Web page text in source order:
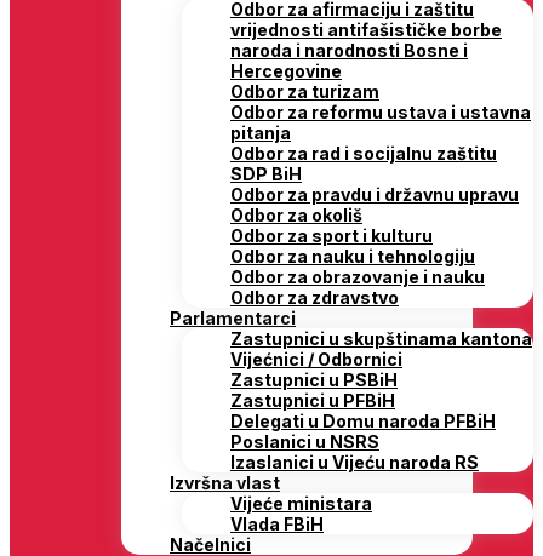
Odbor za afirmaciju i zaštitu
vrijednosti antifašističke borbe
naroda i narodnosti Bosne i
Hercegovine
Odbor za turizam
Odbor za reformu ustava i ustavna
pitanja
Odbor za rad i socijalnu zaštitu
SDP BiH
Odbor za pravdu i državnu upravu
Odbor za okoliš
Odbor za sport i kulturu
Odbor za nauku i tehnologiju
Odbor za obrazovanje i nauku
Odbor za zdravstvo
Parlamentarci
Zastupnici u skupštinama kantona
Vijećnici / Odbornici
Zastupnici u PSBiH
Zastupnici u PFBiH
Delegati u Domu naroda PFBiH
Poslanici u NSRS
Izaslanici u Vijeću naroda RS
Izvršna vlast
Vijeće ministara
Vlada FBiH
Načelnici